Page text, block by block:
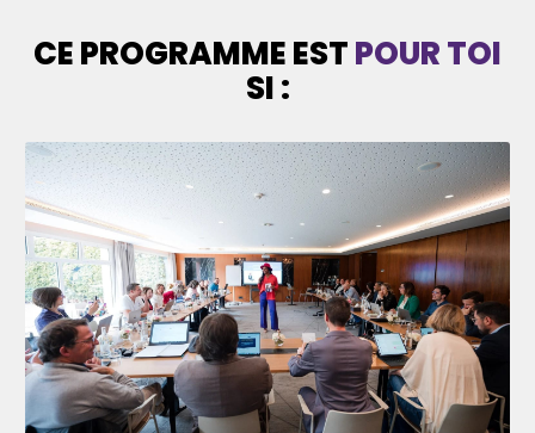
CE PROGRAMME ESTPOUR TOI
SI :